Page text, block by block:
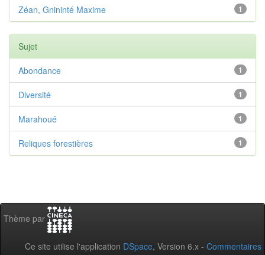
1
Zéan, Gnininté Maxime
Sujet
1
Abondance
1
Diversité
1
Marahoué
1
Reliques forestières
Thème par
Ce site utilise l'application DSpace, Version 6.x - Commentaires